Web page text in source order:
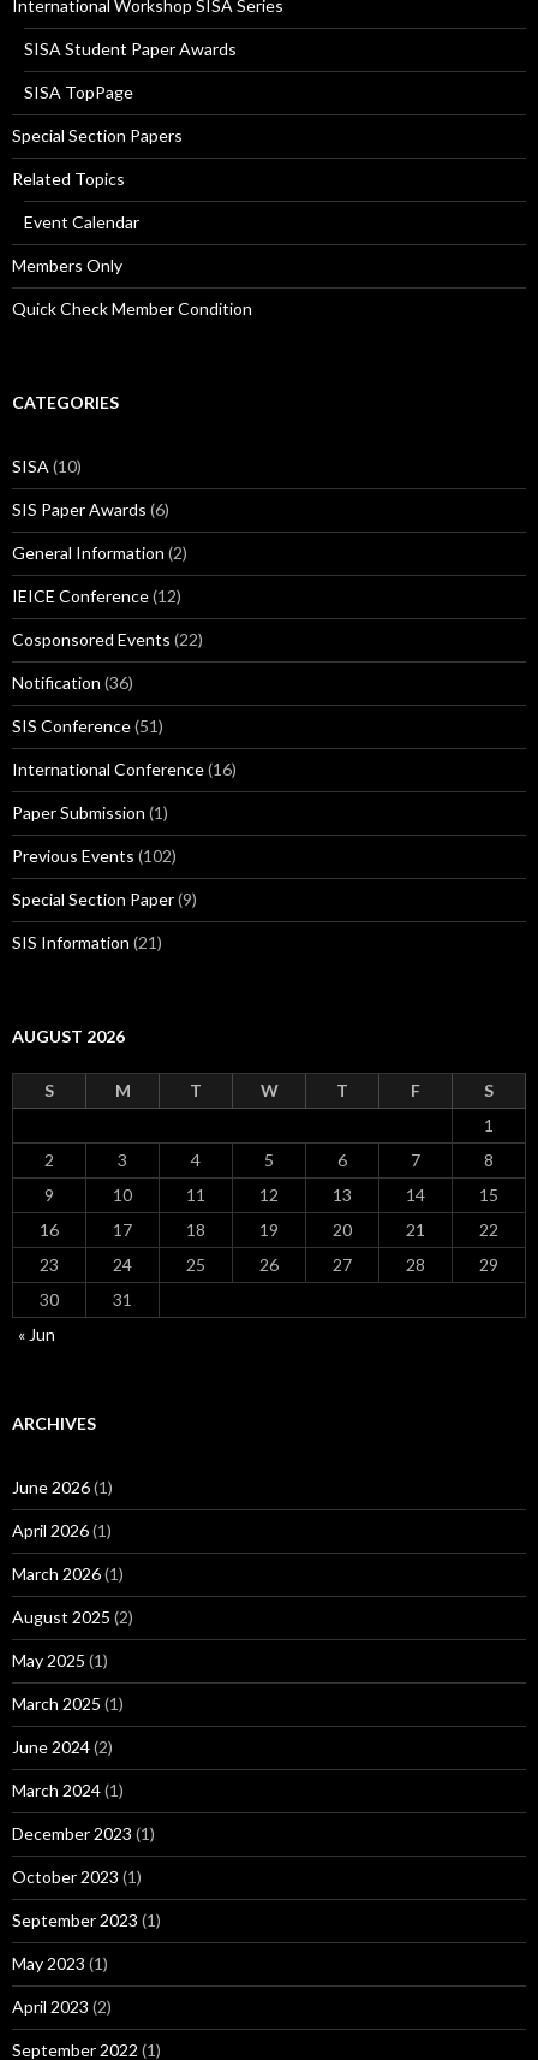
International Workshop SISA Series
SISA Student Paper Awards
SISA TopPage
Special Section Papers
Related Topics
Event Calendar
Members Only
Quick Check Member Condition
CATEGORIES
SISA (10)
SIS Paper Awards (6)
General Information (2)
IEICE Conference(12)
Cosponsored Events (22)
Notification (36)
SIS Conference(51)
International Conference(16)
Paper Submission (1)
Previous Events (102)
Special Section Paper(9)
SIS Information (21)
AUGUST 2026
S M T W T F
S
1
2
3 4 5 6 7
8
9
10 11 12 13 14
15
16
17 18 19 20 21
22
23
24 25 26 27 28
29
30
31
« Jun
ARCHIVES
June 2026(1)
April 2026(1)
March 2026(1)
August 2025 (2)
May 2025 (1)
March 2025 (1)
June 2024(2)
March 2024(1)
December 2023 (1)
October 2023 (1)
September 2023 (1)
May 2023 (1)
April 2023 (2)
September 2022 (1)